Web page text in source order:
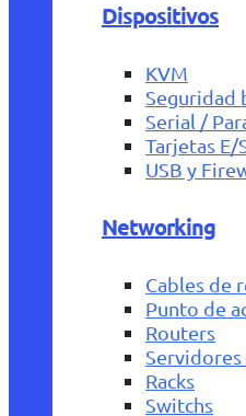
Dispositivos
KVM
Seguridad
Serial /
Tarjetas E/
USB y
Networking
Cables de
Punto de
Routers
Racks
Switchs